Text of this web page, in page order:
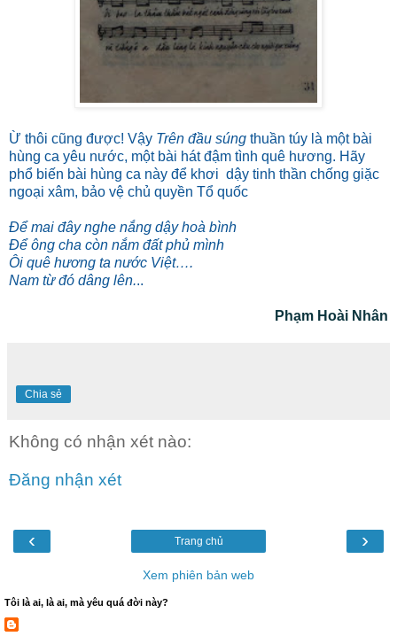
Ừ thôi cũng được! Vậy Trên đầu súng thuần túy là một bài
hùng ca yêu nước, một bài hát đậm tình quê hương. Hãy
phổ biến bài hùng ca này để khơi dậy tinh thần chống giặc
ngoại xâm, bảo vệ chủ quyền Tổ quốc
Để mai đây nghe nắng dậy hoà bình
Ðể ông cha còn nắm đất phủ mình
Ôi quê hương ta nước Việt….
Nam từ đó dâng lên...
Phạm Hoài Nhân
Chia sẻ
Không có nhận xét nào:
Đăng nhận xét
‹ ›
Trang chủ
Xem phiên bản web
Tôi là ai, là ai, mà yêu quá đời này?